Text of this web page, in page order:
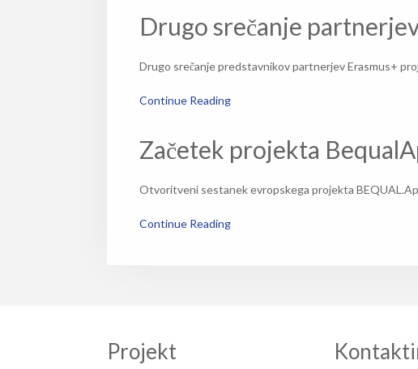
Drugo srečanje
Drugo srečanje predstavnikov partnerjev Erasmus+
Continue Reading
Začetek projekta
Otvoritveni sestanek evropskega projekta
Continue Reading
Projekt